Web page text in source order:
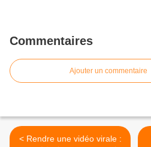
Commentaires
Ajouter un commentaire
< Rendre une vidéo virale :